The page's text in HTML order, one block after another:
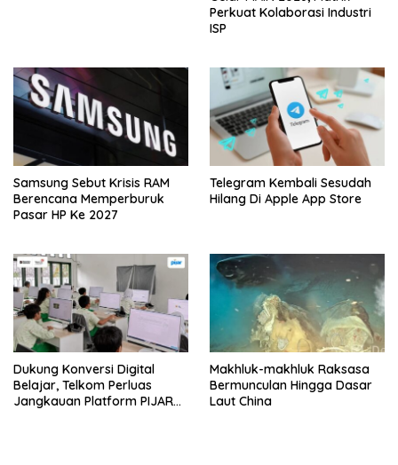
Perkuat Kolaborasi Industri
ISP
Samsung Sebut Krisis RAM
Berencana Memperburuk
Pasar HP Ke 2027
Telegram Kembali Sesudah
Hilang Di Apple App Store
Dukung Konversi Digital
Belajar, Telkom Perluas
Jangkauan Platform PIJAR
Makhluk-makhluk Raksasa
Bermunculan Hingga Dasar
Laut China